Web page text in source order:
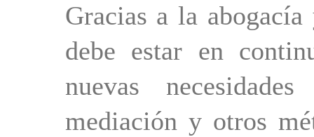
Gracias a la
debe estar en
nuevas
mediación y otros